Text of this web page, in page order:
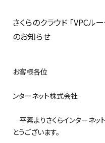
さくらのクラウド 「VPCル
のお知らせ
お客様各位
さ
ンターネット株式会社
平素よりさくらインターネッ
とうございます。